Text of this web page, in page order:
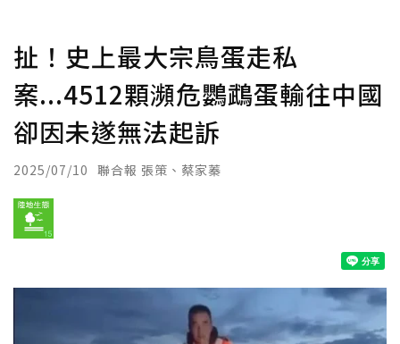
扯！史上最大宗鳥蛋走私
案...4512顆瀕危鸚鵡蛋輸往中國
卻因未遂無法起訴
2025/07/10 聯合報 張策、蔡家蓁